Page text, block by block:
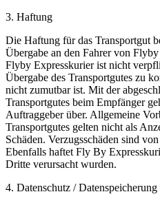
3. Haftung
Die Haftung für das Transportgut
Übergabe an den Fahrer von
Flyby Expresskurier ist nicht
Übergabe des Transportgutes zu
nicht zumutbar ist. Mit der
Transportgutes beim Empfänger
Auftraggeber über. Allgemeine
Transportgutes gelten nicht als
Schäden. Verzugsschäden sind
Ebenfalls haftet Fly By
Dritte verursacht wurden.
4. Datenschutz / Datenspeicherung